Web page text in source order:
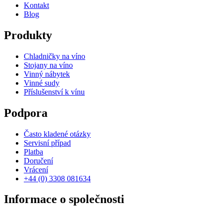
Kontakt
Blog
Produkty
Chladničky na víno
Stojany na víno
Vinný nábytek
Vinné sudy
Příslušenství k vínu
Podpora
Často kladené otázky
Servisní případ
Platba
Doručení
Vrácení
+44 (0) 3308 081634
Informace o společnosti